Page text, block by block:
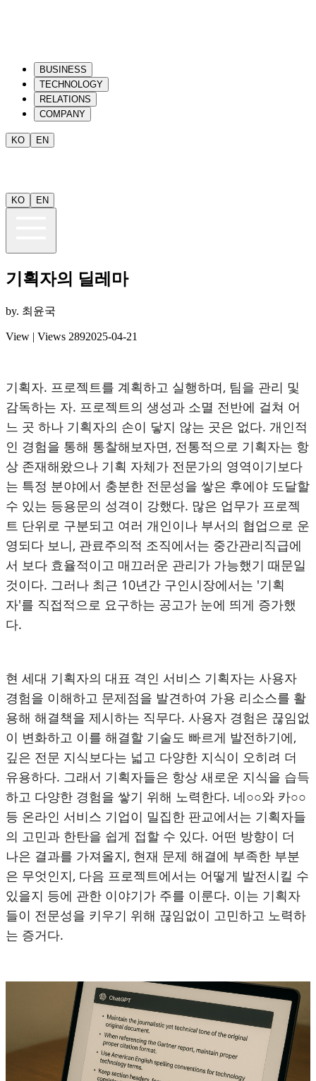
BUSINESS
TECHNOLOGY
RELATIONS
COMPANY
KO EN
KO EN
기획자의 딜레마
by. 최윤국
View | Views 2892025-04-21
기획자. 프로젝트를 계획하고 실행하며, 팀을 관리 및
감독하는 자. 프로젝트의 생성과 소멸 전반에 걸쳐 어
느 곳 하나 기획자의 손이 닿지 않는 곳은 없다. 개인적
인 경험을 통해 통찰해보자면, 전통적으로 기획자는 항
상 존재해왔으나 기획 자체가 전문가의 영역이기보다
는 특정 분야에서 충분한 전문성을 쌓은 후에야 도달할
수 있는 등용문의 성격이 강했다. 많은 업무가 프로젝
트 단위로 구분되고 여러 개인이나 부서의 협업으로 운
영되다 보니, 관료주의적 조직에서는 중간관리직급에
서 보다 효율적이고 매끄러운 관리가 가능했기 때문일
것이다. 그러나 최근 10년간 구인시장에서는 '기획
자'를 직접적으로 요구하는 공고가 눈에 띄게 증가했
다.
현 세대 기획자의 대표 격인 서비스 기획자는 사용자
경험을 이해하고 문제점을 발견하여 가용 리소스를 활
용해 해결책을 제시하는 직무다. 사용자 경험은 끊임없
이 변화하고 이를 해결할 기술도 빠르게 발전하기에,
깊은 전문 지식보다는 넓고 다양한 지식이 오히려 더
유용하다. 그래서 기획자들은 항상 새로운 지식을 습득
하고 다양한 경험을 쌓기 위해 노력한다. 네○○와 카○○
등 온라인 서비스 기업이 밀집한 판교에서는 기획자들
의 고민과 한탄을 쉽게 접할 수 있다. 어떤 방향이 더
나은 결과를 가져올지, 현재 문제 해결에 부족한 부분
은 무엇인지, 다음 프로젝트에서는 어떻게 발전시킬 수
있을지 등에 관한 이야기가 주를 이룬다. 이는 기획자
들이 전문성을 키우기 위해 끊임없이 고민하고 노력하
는 증거다.